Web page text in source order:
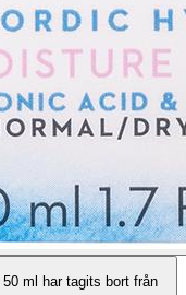
ml har tagits bort från